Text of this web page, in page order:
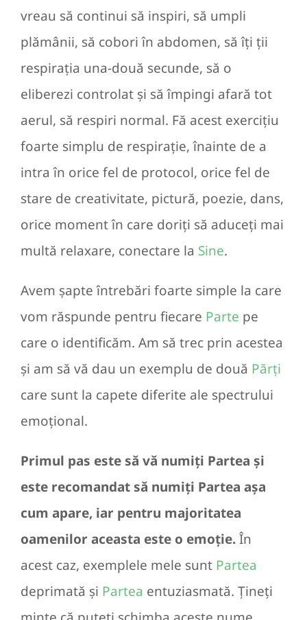
vreau să continui să inspiri, să umpli
plămânii, să cobori în abdomen, să îți ții
respirația una-două secunde, să o
eliberezi controlat și să împingi afară tot
aerul, să respiri normal. Fă acest exercițiu
foarte simplu de respirație, înainte de a
intra în orice fel de protocol, orice fel de
stare de creativitate, pictură, poezie, dans,
orice moment în care doriți să aduceți mai
multă relaxare, conectare la Sine.
Avem șapte întrebări foarte simple la care
vom răspunde pentru fiecare Parte pe
care o identificăm. Am să trec prin acestea
și am să vă dau un exemplu de două Părți
care sunt la capete diferite ale spectrului
emoțional.
Primul pas este să vă numiți Partea și
este recomandat să numiți Partea așa
cum apare, iar pentru majoritatea
oamenilor aceasta este o emoție.În
acest caz, exemplele mele sunt Partea
deprimată și Partea entuziasmată. Țineți